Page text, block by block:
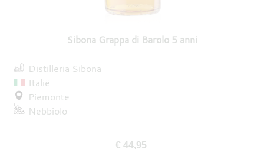
PROEFDOZEN
MEER
Sibona Grappa di Barolo 5 anni
Distilleria Sibona
Italië
Piemonte
Nebbiolo
€ 44,95